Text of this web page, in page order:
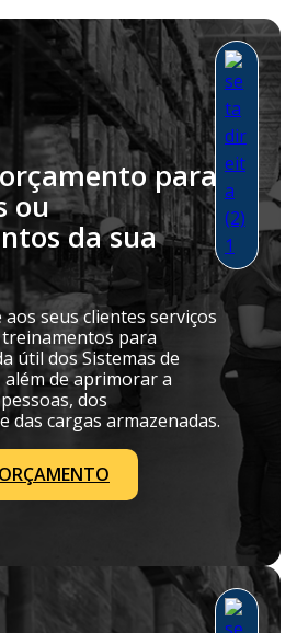
para
ou
da sua
aos seus clientes serviços
para
útil dos Sistemas de
de aprimorar a
dos
das cargas armazenadas.